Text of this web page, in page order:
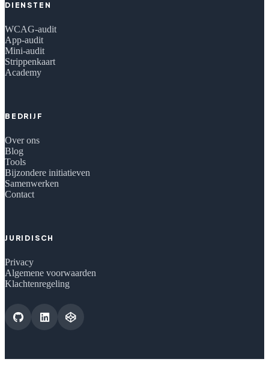
DIENSTEN
WCAG-audit
App-audit
Mini-audit
Strippenkaart
Academy
BEDRIJF
Over ons
Blog
Tools
Bijzondere initiatieven
Samenwerken
Contact
JURIDISCH
Privacy
Algemene voorwaarden
Klachtenregeling